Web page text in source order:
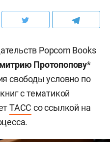
Popcorn Books
Протопопову*
свободы условно по
с тематикой
ТАСС со ссылкой на